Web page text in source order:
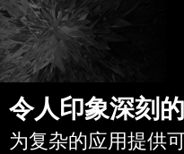
令人印象深刻
为复杂的应用提供